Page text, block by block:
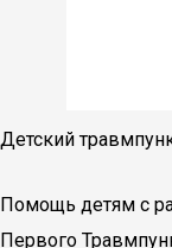
Детский
Помощь детям с
Первого